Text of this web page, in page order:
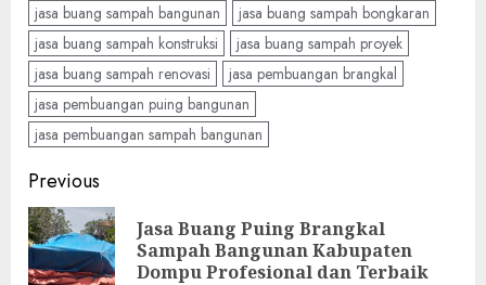
jasa buang sampah bangunan
jasa buang sampah bongkaran
jasa buang sampah konstruksi
jasa buang sampah proyek
jasa buang sampah renovasi
jasa pembuangan brangkal
jasa pembuangan puing bangunan
jasa pembuangan sampah bangunan
Continue
Reading
Previous
Jasa Buang Puing Brangkal
Sampah Bangunan Kabupaten
Dompu Profesional dan Terbaik